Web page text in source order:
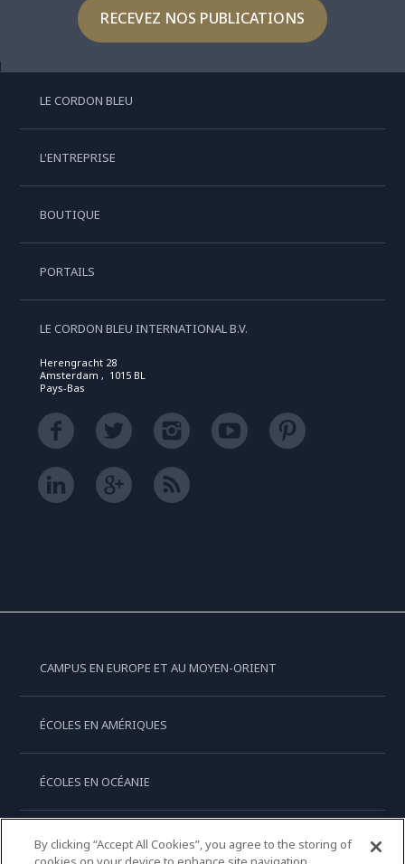
RECEVEZ NOS PUBLICATIONS
LE CORDON BLEU
L'ENTREPRISE
BOUTIQUE
PORTAILS
LE CORDON BLEU INTERNATIONAL B.V.
Herengracht 28
Amsterdam , 1015 BL
Pays-Bas
CAMPUS EN EUROPE ET AU MOYEN-ORIENT
ÉCOLES EN AMÉRIQUES
ÉCOLES EN OCÉANIE
ÉCOLES EN ASIE
By clicking “Accept All Cookies”, you agree to the storing of